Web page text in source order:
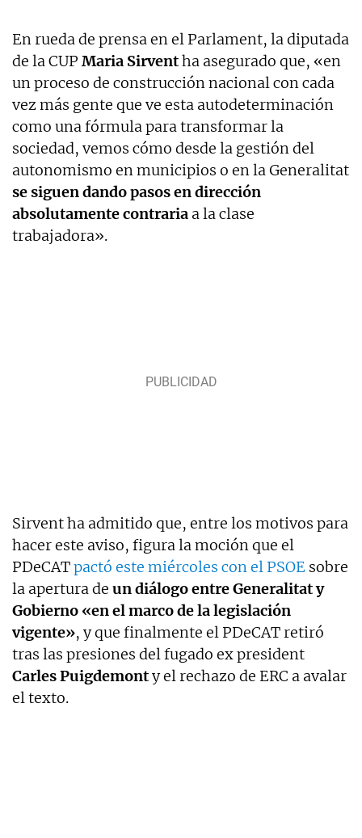
En rueda de prensa en el Parlament, la diputada
de la CUP Maria Sirventha asegurado que, «en
un proceso de construcción nacional con cada
vez más gente que ve esta autodeterminación
como una fórmula para transformar la
sociedad, vemos cómo desde la gestión del
autonomismo en municipios o en la Generalitat
se siguen dando pasos en dirección
absolutamente contraria a la clase
trabajadora».
Sirvent ha admitido que, entre los motivos para
hacer este aviso, figura la moción que el
PDeCATpactó este miércoles con el PSOE sobre
la apertura de un diálogo entre Generalitat y
Gobierno «en el marco de la legislación
vigente», y que finalmente el PDeCAT retiró
tras las presiones del fugado ex president
Carles Puigdemonty el rechazo de ERC a avalar
el texto.